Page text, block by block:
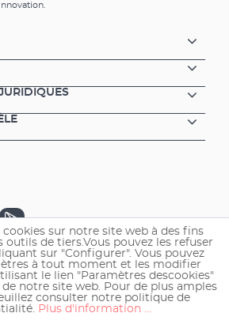
& Co. KG.
cookies sur notre site web à des fins
outils de tiers.Vous pouvez les refuser
sur "Configurer". Vous pouvez
à tout moment et les modifier
le lien "Paramètres descookies"
notre site web. Pour de plus amples
consulter notre politique de
Plus d'information ...